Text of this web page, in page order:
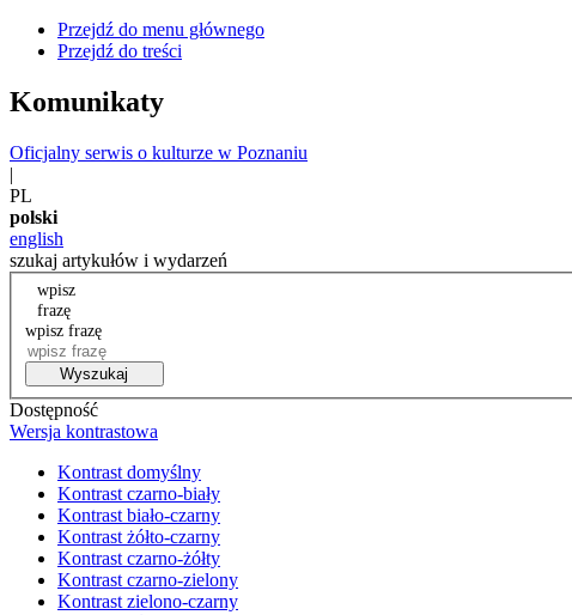
Przejdź do menu głównego
Przejdź do treści
Komunikaty
Oficjalny serwis o kulturze w Poznaniu
|
PL
polski
english
szukaj artykułów i wydarzeń
wpisz
frazę
wpisz frazę
Wyszukaj
Dostępność
Wersja kontrastowa
Kontrast domyślny
Kontrast czarno-biały
Kontrast biało-czarny
Kontrast żółto-czarny
Kontrast czarno-żółty
Kontrast czarno-zielony
Kontrast zielono-czarny